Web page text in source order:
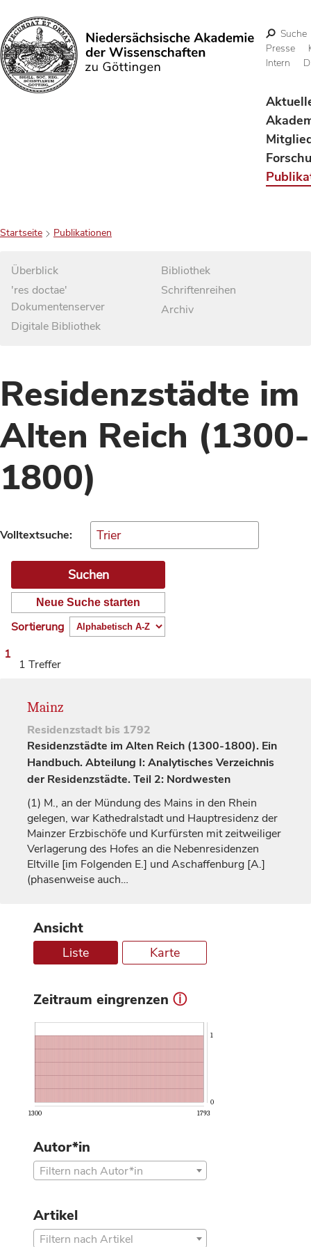
Suchen
Suche
Presse
Intern
Startseite Publikationen
Überblick
'res doctae'
Dokumentenserver
Digitale Bibliothek
Bibliothek
Schriftenreihen
Archiv
Residenzstädte im
Alten Reich (1300-
1800)
Volltextsuche:
Neue Suche starten
Sortierung
1
1 Treffer
Mainz
Residenzstadt bis 1792
Residenzstädte im Alten Reich (1300-1800). Ein
Handbuch. Abteilung I: Analytisches Verzeichnis
der Residenzstädte. Teil 2: Nordwesten
(1) M., an der Mündung des Mains in den Rhein
gelegen, war Kathedralstadt und Hauptresidenz der
Mainzer Erzbischöfe und Kurfürsten mit zeitweiliger
Verlagerung des Hofes an die Nebenresidenzen
Eltville [im Folgenden E.] und Aschaffenburg [A.]
(phasenweise auch…
Ansicht
Liste Karte
Zeitraum eingrenzen ⓘ
1300 1793
0
1
Autor*in
Filtern nach Autor*in
Artikel
Filtern nach Artikel